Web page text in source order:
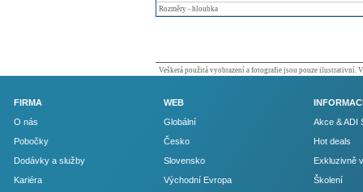
Rozměry - hloubka
Veškerá použitá vyobrazení a fotografie jsou pouze ilustrativní.
FIRMA
O nás
Pobočky
Dodávky a služby
Kariéra
WEB
Globální
Česko
Slovensko
Východní Evropa
Akce & ADI
Hot deals
Exkluzivně
Školení